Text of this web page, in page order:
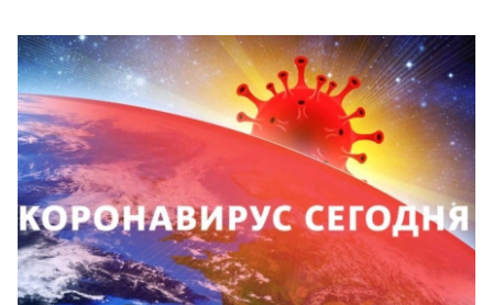
Кино
Афиша
Книги
Выставки
Пресс-
релизы
О
Metro
Стримы